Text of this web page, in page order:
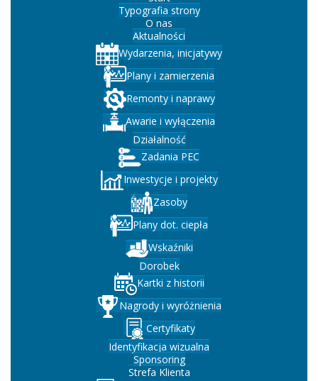
Typografia strony
O nas
Aktualności
Wydarzenia, inicjatywy
Plany i zamierzenia
Remonty i naprawy
Awarie i wyłączenia
Działalność
Zadania PEC
Inwestycje i projekty
Zasoby
Plany dot. ciepła
Wskaźniki
Dorobek
Kartki z historii
Nagrody i wyróżnienia
Certyfikaty
Identyfikacja wizualna
Sponsoring
Strefa Klienta